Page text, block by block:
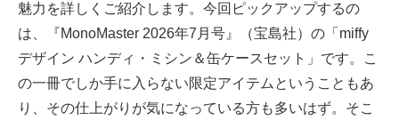
魅力を詳しくご紹介します。今回ピックアップするの
は、『MonoMaster 2026年7月号』（宝島社）の「miffy
デザイン ハンディ・ミシン＆缶ケースセット」です。こ
の一冊でしか手に入らない限定アイテムということもあ
り、その仕上がりが気になっている方も多いはず。そこ